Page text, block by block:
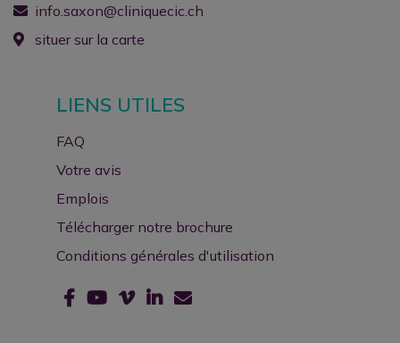
info.saxon@cliniquecic.ch
situer sur la carte
LIENS UTILES
FAQ
Votre avis
Emplois
Télécharger notre brochure
Conditions générales d'utilisation